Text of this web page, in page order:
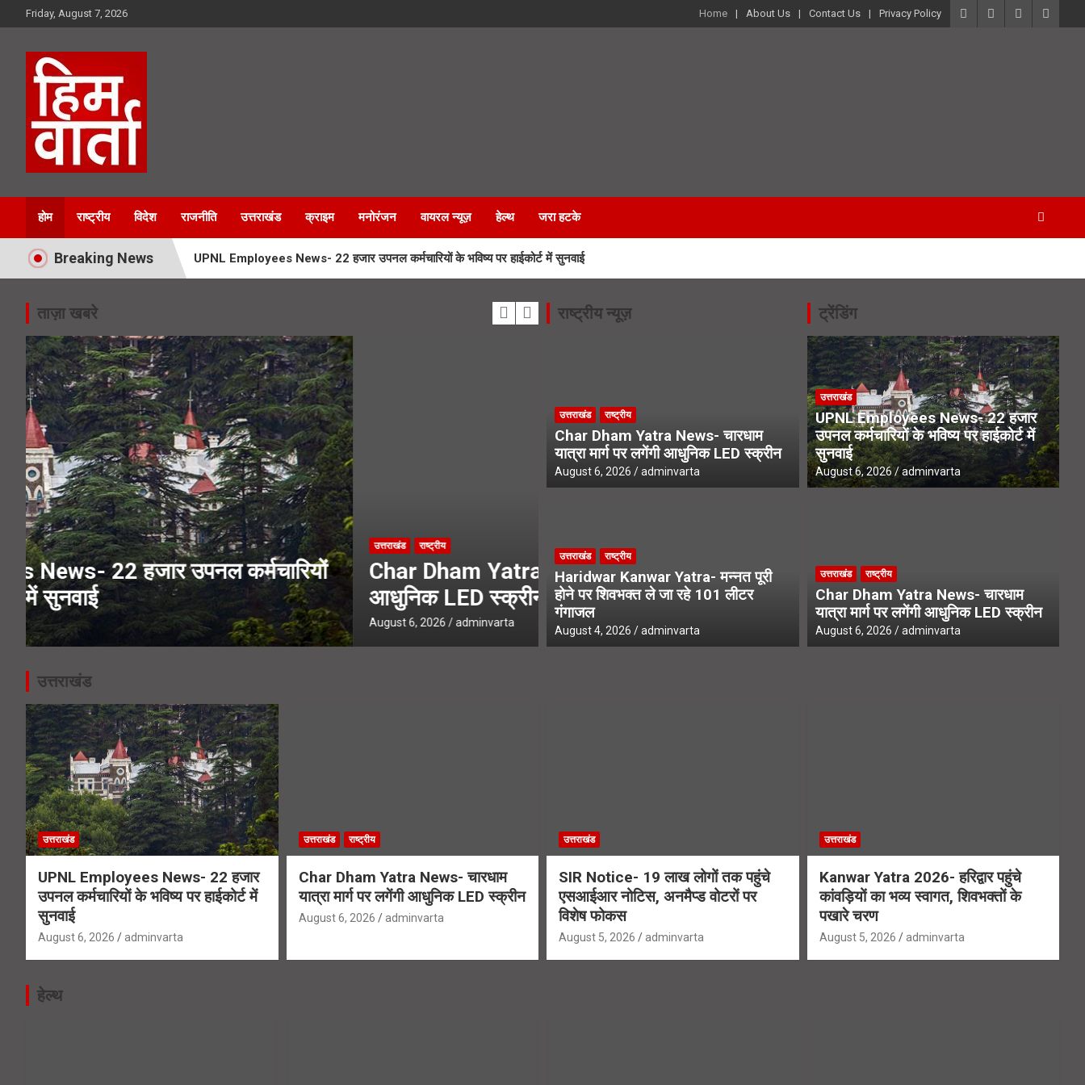
to
Friday, August 7, 2026 Home About Us Contact Us Privacy Policy
Him Varta
होम राष्ट्रीय विदेश राजनीति उत्तराखंड क्राइम मनोरंजन वायरल न्यूज़ हेल्थ जरा हटके
Breaking News UPNL Employees News- 22 हजार उपनल कर्मचारियों के भविष्य पर हाईकोर्ट में सुनवाई
SIR Notice- 19 लाख लोगों तक पहुंचे एसआईआर नोटिस, अनमैप्ड वोटरों पर विशेष फोकस
Kanwar Yatra 2026- हरिद्वार पहुंचे कांवड़ियों का भव्य स्वागत, शिवभक्तों के पखारे चरण
Haridwar Kanwar Yatra- मन्नत पूरी होने पर शिवभक्त ले जा रहे 101 लीटर गंगाजल
ताज़ा खबरे
उत्तराखंड राष्ट्रीय
Char Dham Yatra News- चारधाम यात्रा मार्ग पर लगेंगी
आधुनिक LED स्क्रीन
August 6, 2026 adminvarta
उत्तराखंड
SIR Notice- 19 लाख लोगों तक पहुंचे एसआईआर नोटिस,
अनमैप्ड वोटरों पर विशेष फोकस
राष्ट्रीय न्यूज़
उत्तराखंड राष्ट्रीय
Char Dham Yatra News- चारधाम
यात्रा मार्ग पर लगेंगी आधुनिक LED स्क्रीन
August 6, 2026 adminvarta
उत्तराखंड राष्ट्रीय
Haridwar Kanwar Yatra- मन्नत पूरी
होने पर शिवभक्त ले जा रहे 101 लीटर
गंगाजल
August 4, 2026 adminvarta
ट्रेंडिंग
उत्तराखंड
UPNL Employees News- 22 हजार
उपनल कर्मचारियों के भविष्य पर हाईकोर्ट में
सुनवाई
August 6, 2026 adminvarta
उत्तराखंड राष्ट्रीय
Char Dham Yatra News- चारधाम
यात्रा मार्ग पर लगेंगी आधुनिक LED स्क्रीन
August 6, 2026 adminvarta
उत्तराखंड
उत्तराखंड
UPNL Employees News- 22 हजार
उपनल कर्मचारियों के भविष्य पर हाईकोर्ट में
सुनवाई
August 6, 2026 adminvarta
उत्तराखंड राष्ट्रीय
Char Dham Yatra News- चारधाम
यात्रा मार्ग पर लगेंगी आधुनिक LED स्क्रीन
August 6, 2026 adminvarta
उत्तराखंड
SIR Notice- 19 लाख लोगों तक पहुंचे
एसआईआर नोटिस, अनमैप्ड वोटरों पर
विशेष फोकस
August 5, 2026 adminvarta
उत्तराखंड
Kanwar Yatra 2026- हरिद्वार पहुंचे
कांवड़ियों का भव्य स्वागत, शिवभक्तों के
पखारे चरण
August 5, 2026 adminvarta
हेल्थ